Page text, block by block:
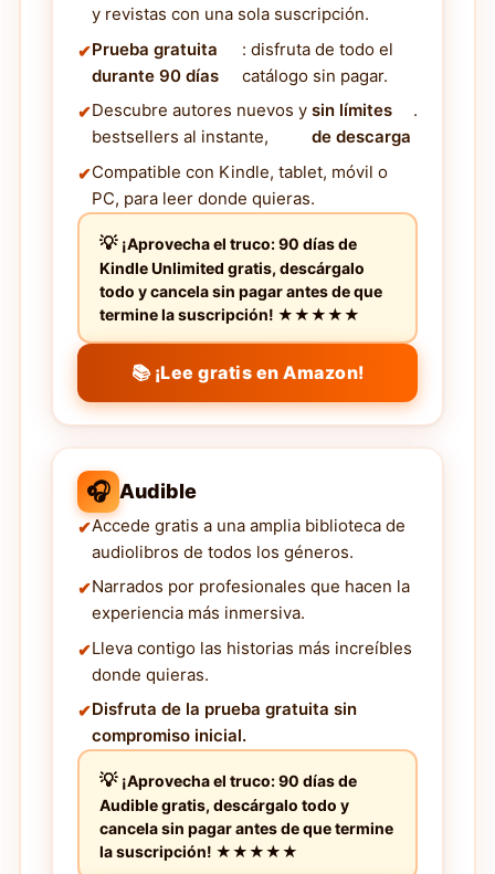
y revistas con una sola suscripción.
Prueba gratuita
durante 90 días
: disfruta de todo el
catálogo sin pagar.
Descubre autores nuevos y
bestsellers al instante,
sin límites
de descarga
.
Compatible con Kindle, tablet, móvil o
PC, para leer donde quieras.
¡Aprovecha el truco: 90 días de
Kindle Unlimited gratis, descárgalo
todo y cancela sin pagar antes de que
termine la suscripción! ★★★★★
📚 ¡Lee gratis en Amazon!
🎧 Audible
Accede gratis a una amplia biblioteca de
audiolibros de todos los géneros.
Narrados por profesionales que hacen la
experiencia más inmersiva.
Lleva contigo las historias más increíbles
donde quieras.
Disfruta de la prueba gratuita sin
compromiso inicial.
¡Aprovecha el truco: 90 días de
Audible gratis, descárgalo todo y
cancela sin pagar antes de que termine
la suscripción! ★★★★★